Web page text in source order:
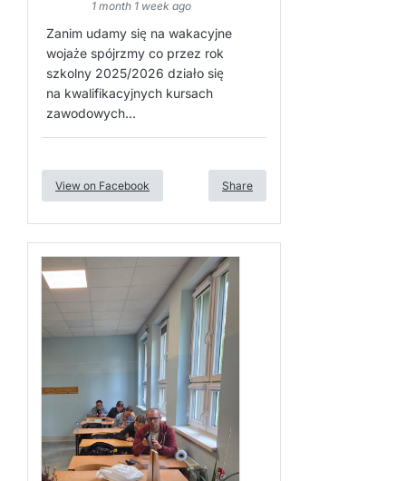
1 month 1 week ago
Zanim udamy się na wakacyjne
wojaże spójrzmy co przez rok
szkolny 2025/2026 działo się
na kwalifikacyjnych kursach
zawodowych...
View on Facebook Share